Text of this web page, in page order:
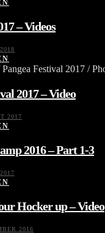
– Videos
2017 – Video
2017
2016 – Part 1-3
Hocker up – Video
2016